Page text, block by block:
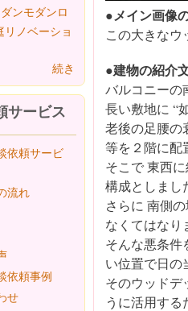
●メイン画像
この大きな
●建物の紹介
バルコニーの
長い敷地に “
老後の足腰の
等を２階に配
そこで 東西
構成としまし
さらに 南側
なくてはなり
そんな悪条件
い位置で日の
そのウッドデ
うに活用する
ンモダンロ
リノベーショ
続き
サービス
依頼サービ
流れ
依頼事例
せ